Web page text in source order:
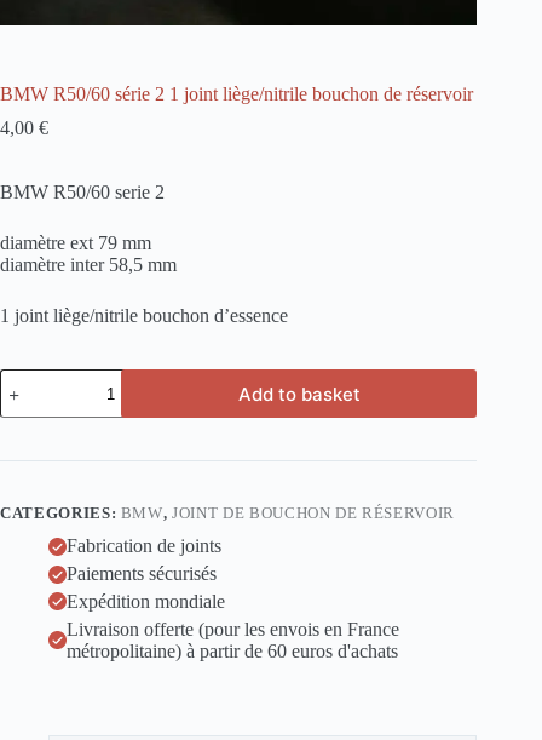
BMW R50/60 série 2 1 joint liège/nitrile bouchon de réservoir
4,00 €
BMW R50/60 serie 2
diamètre ext 79 mm
diamètre inter 58,5 mm
1 joint liège/nitrile bouchon d’essence
BMW
R50/60
série
1
bouchon
réservoir
quantity
Add to basket
CATEGORIES: BMW,JOINT DE BOUCHON DE RÉSERVOIR
Fabrication de joints
Paiements sécurisés
Expédition mondiale
Livraison offerte (pour les envois en France
métropolitaine) à partir de 60 euros d'achats